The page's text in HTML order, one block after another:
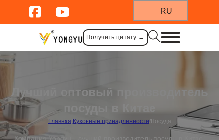
RU
Получить цитату →
Лучший оптовый производитель
Главная Кухонные принадлежности/Посуда
Компания Yongyu - лучший производитель посуды в Китае,